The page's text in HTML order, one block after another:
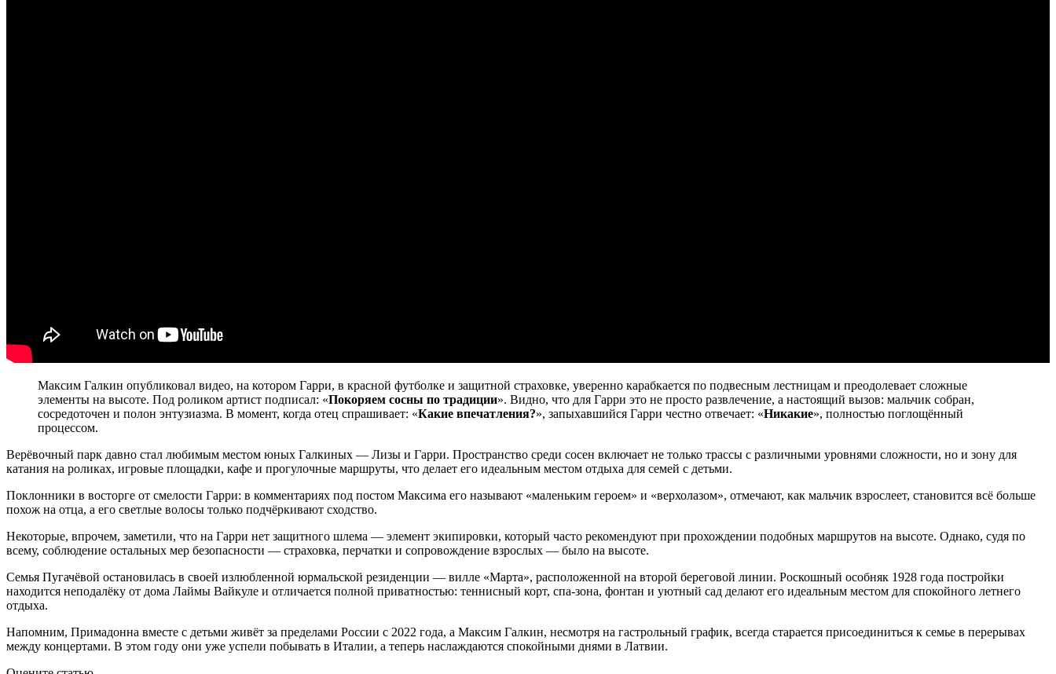
Максим Галкин опубликовал видео, на котором Гарри, в красной футболке и защитной страховке, уверенно карабкается по подвесным лестницам и преодолевает сложные
элементы на высоте. Под роликом артист подписал: «Покоряем сосны по традиции». Видно, что для Гарри это не просто развлечение, а настоящий вызов: мальчик собран,
сосредоточен и полон энтузиазма. В момент, когда отец спрашивает: «Какие впечатления?», запыхавшийся Гарри честно отвечает: «Никакие», полностью поглощённый
процессом.
Верёвочный парк давно стал любимым местом юных Галкиных — Лизы и Гарри. Пространство среди сосен включает не только трассы с различными уровнями сложности, но и зону для
катания на роликах, игровые площадки, кафе и прогулочные маршруты, что делает его идеальным местом отдыха для семей с детьми.
Поклонники в восторге от смелости Гарри: в комментариях под постом Максима его называют «маленьким героем» и «верхолазом», отмечают, как мальчик взрослеет, становится всё больше
похож на отца, а его светлые волосы только подчёркивают сходство.
Некоторые, впрочем, заметили, что на Гарри нет защитного шлема — элемент экипировки, который часто рекомендуют при прохождении подобных маршрутов на высоте. Однако, судя по
всему, соблюдение остальных мер безопасности — страховка, перчатки и сопровождение взрослых — было на высоте.
Семья Пугачёвой остановилась в своей излюбленной юрмальской резиденции — вилле «Марта», расположенной на второй береговой линии. Роскошный особняк 1928 года постройки
находится неподалёку от дома Лаймы Вайкуле и отличается полной приватностью: теннисный корт, спа-зона, фонтан и уютный сад делают его идеальным местом для спокойного летнего
отдыха.
Напомним, Примадонна вместе с детьми живёт за пределами России с 2022 года, а Максим Галкин, несмотря на гастрольный график, всегда старается присоединиться к семье в перерывах
между концертами. В этом году они уже успели побывать в Италии, а теперь наслаждаются спокойными днями в Латвии.